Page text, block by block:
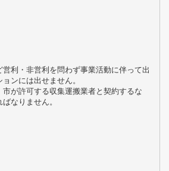
利・非営利を問わず事業活動に伴って出
ンには出せません。
が許可する収集運搬業者と契約するな
なりません。